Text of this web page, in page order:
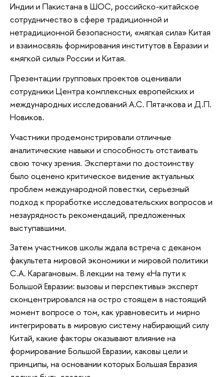
Индии и Пакистана в ШОС, российско-китайское
сотрудничество в сфере традиционной и
нетрадиционной безопасности, «мягкая сила» Китая
и взаимосвязь формирования институтов в Евразии и
«мягкой силы» России и Китая.
Презентации групповых проектов оценивали
сотрудники Центра комплексных европейских и
международных исследований А.С. Пятачкова и Д.П.
Новиков.
Участники продемонстрировали отличные
аналитические навыки и способность отстаивать
свою точку зрения. Экспертами по достоинству
было оценено критическое видение актуальных
проблем международной повестки, серьезный
подход к проработке исследовательских вопросов и
незаурядность рекомендаций, предложенных
выступавшими.
Затем участников школы ждала встреча с деканом
факультета мировой экономики и мировой политики
С.А. Карагановым. В лекции на тему «На пути к
Большой Евразии: вызовы и перспективы» эксперт
сконцентрировался на остро стоящем в настоящий
момент вопросе о том, как уравновесить и мирно
интегрировать в мировую систему набирающий силу
Китай, какие факторы оказывают влияние на
формирование Большой Евразии, каковы цели и
принципы, на основании которых Большая Евразия